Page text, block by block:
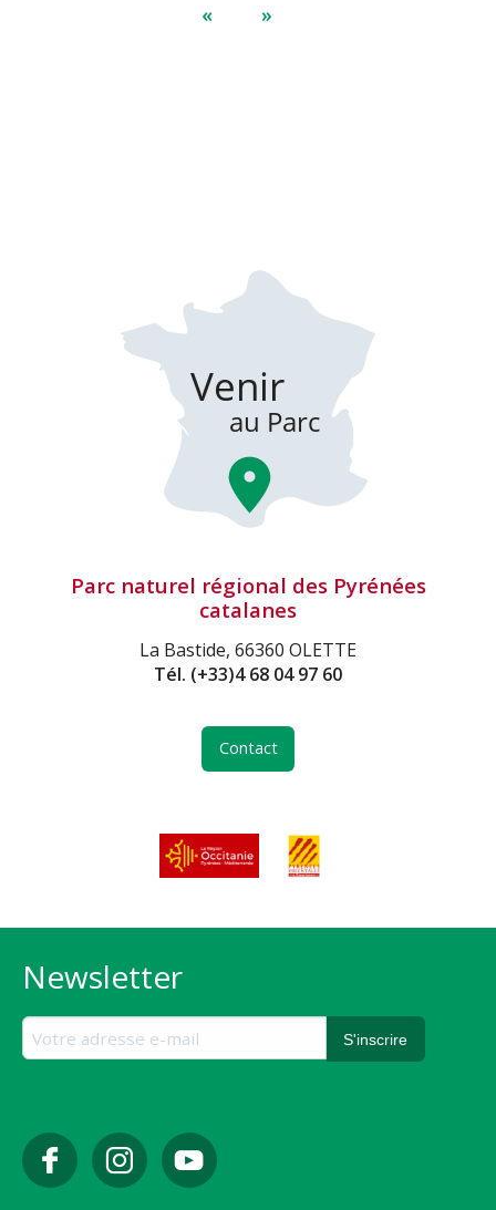
« »
Parc naturel régional des Pyrénées
catalanes
La Bastide, 66360 OLETTE
Tél. (+33)4 68 04 97 60
Contact
Newsletter